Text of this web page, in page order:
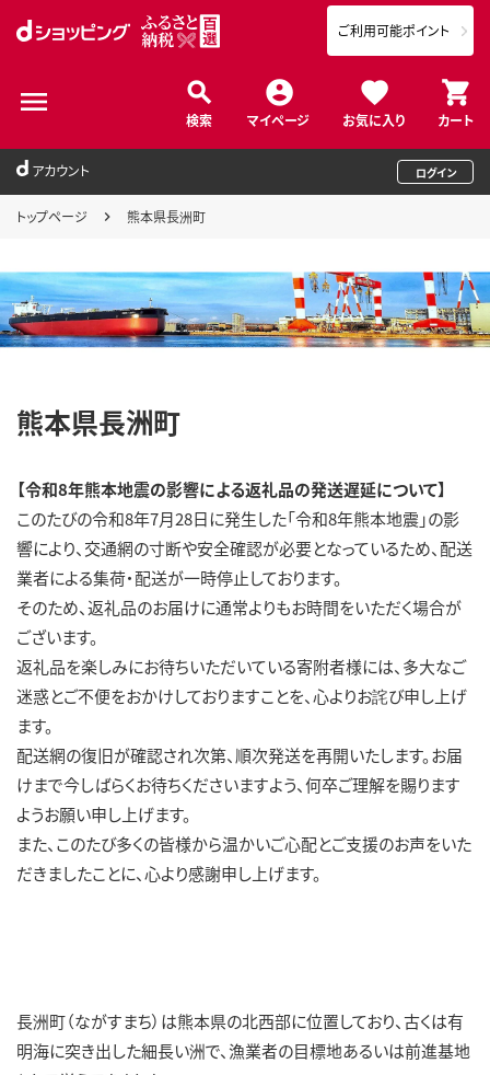
検索 マイページ お気に入り カート
ご利用可能ポイント
アカウント ログイン
トップページ 熊本県長洲町
熊本県長洲町
【令和8年熊本地震の影響による返礼品の発送遅延について】
このたびの令和8年7月28日に発生した「令和8年熊本地震」の影
響により、交通網の寸断や安全確認が必要となっているため、配送
業者による集荷・配送が一時停止しております。​
そのため、返礼品のお届けに通常よりもお時間をいただく場合が
ございます。​
返礼品を楽しみにお待ちいただいている寄附者様には、多大なご
迷惑とご不便をおかけしておりますことを、心よりお詫び申し上げ
ます。​
配送網の復旧が確認され次第、順次発送を再開いたします。お届
けまで今しばらくお待ちくださいますよう、何卒ご理解を賜ります
ようお願い申し上げます。​
また、このたび多くの皆様から温かいご心配とご支援のお声をいた
だきましたことに、心より感謝申し上げます。​
長洲町（ながすまち）は熊本県の北西部に位置しており、古くは有
明海に突き出した細長い洲で、漁業者の目標地あるいは前進基地